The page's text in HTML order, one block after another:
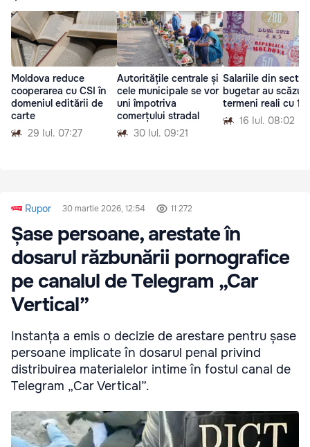
Moldova reduce
cooperarea cu CSI în
domeniul editării de
carte
29 Iul. 07:27
Autoritățile centrale și
cele municipale se vor
uni împotriva
comerțului stradal
30 Iul. 09:21
Salariile din
bugetar au scăzut
termeni reali cu
16 Iul. 08:02
Rupor 30 martie 2026, 12:54 11 272
Șase persoane, arestate în
dosarul răzbunării pornografice
pe canalul de Telegram „Car
Vertical”
Instanța a emis o decizie de arestare pentru șase
persoane implicate în dosarul penal privind
distribuirea materialelor intime în fostul canal de
Telegram „Car Vertical”.